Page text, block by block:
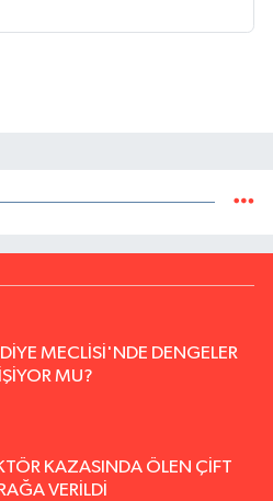
MECLİSİ'NDE DENGELER
MU?
KAZASINDA ÖLEN ÇİFT
VERİLDİ